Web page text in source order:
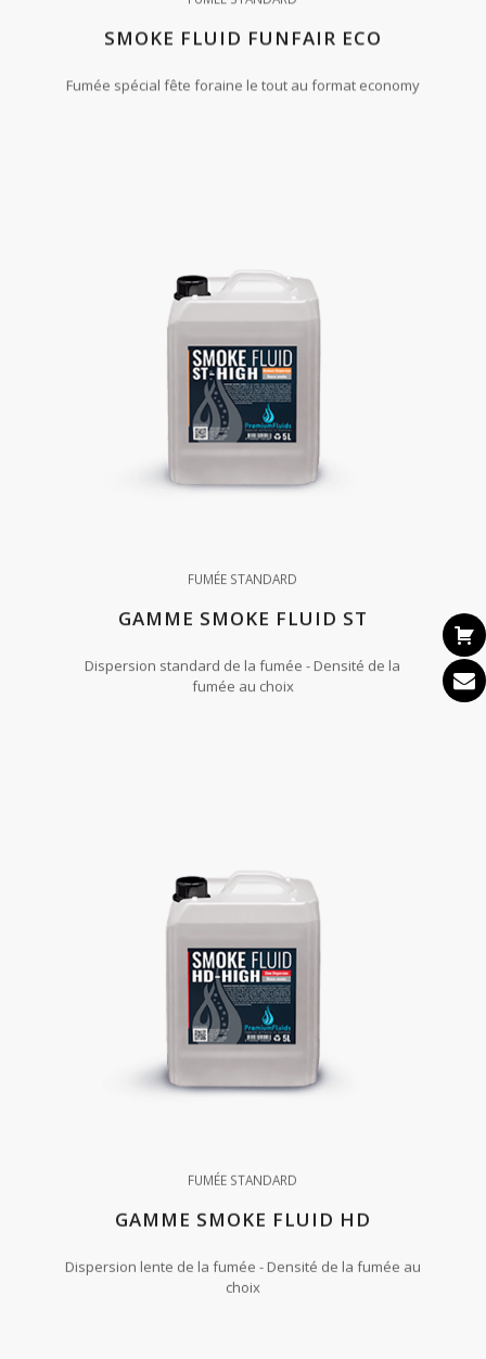
SMOKE FLUID FUNFAIR ECO
Fumée spécial fête foraine le tout au format economy
FUMÉE STANDARD
GAMME SMOKE FLUID ST
Dispersion standard de la fumée - Densité de la
fumée au choix
FUMÉE STANDARD
GAMME SMOKE FLUID HD
Dispersion lente de la fumée - Densité de la fumée au
choix